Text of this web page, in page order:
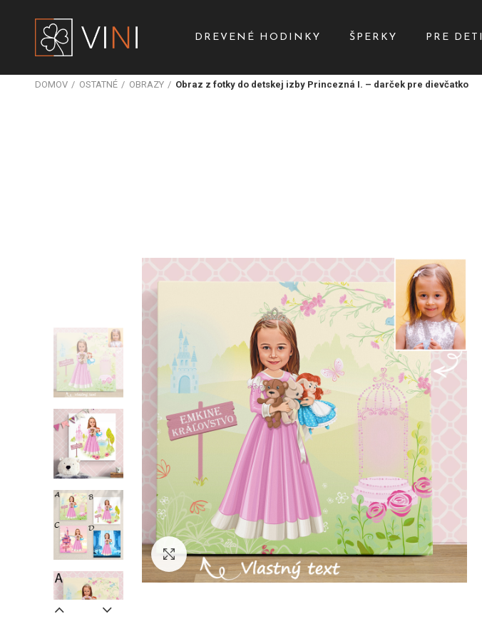
DREVENÉ HODINKY ŠPERKY PRE DETI
DOMOV OSTATNÉ OBRAZY Obraz z fotky do detskej izby Princezná I. – darček pre dievčatko
Zväčšiť